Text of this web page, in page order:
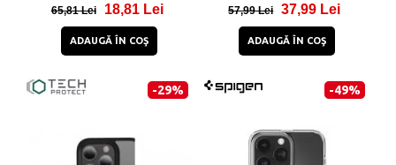
65,81 Lei 18,81 Lei
ADAUGĂ ÎN COŞ
57,99 Lei 37,99 Lei
ADAUGĂ ÎN COŞ
-29% -49%